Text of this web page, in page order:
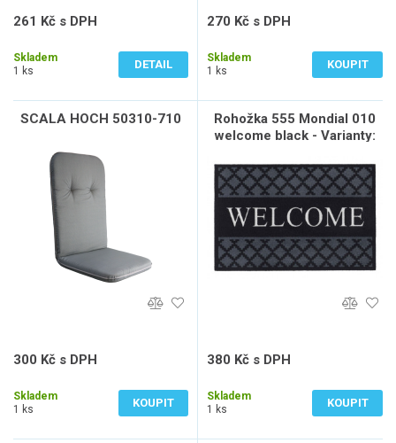
261 Kč s DPH
Skladem
1 ks
DETAIL
270 Kč s DPH
Skladem
1 ks
KOUPIT
SCALA HOCH 50310-710
300 Kč s DPH
Skladem
1 ks
KOUPIT
Rohožka 555 Mondial 010
welcome black - Varianty:
welcome black
380 Kč s DPH
Skladem
1 ks
KOUPIT